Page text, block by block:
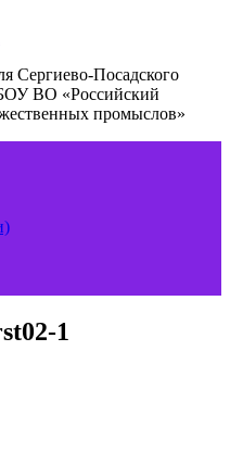
Сергиево-Посадского
ВО «Российский
промыслов»
1